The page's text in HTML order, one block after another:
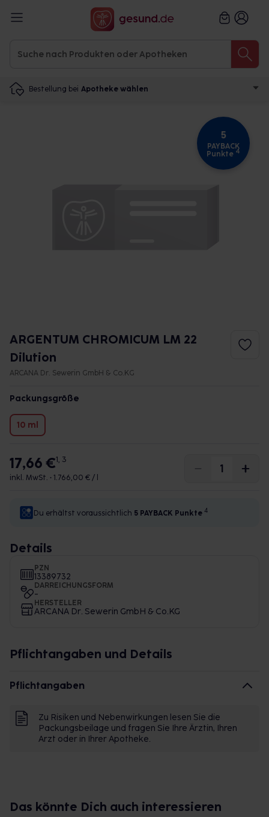
Bestellung bei Apotheke wählen
5
PAYBACK
Punkte 4
ARGENTUM CHROMICUM LM 22
Dilution
ARCANA Dr. Sewerin GmbH & Co.KG
Packungsgröße
10 ml
17,66 €1, 3
inkl. MwSt. • 1.766,00 € / l
Du erhältst voraussichtlich 5 PAYBACK Punkte 4
Details
PZN
13389732
DARREICHUNGSFORM
-
HERSTELLER
ARCANA Dr. Sewerin GmbH & Co.KG
Pflichtangaben und Details
Pflichtangaben
Zu Risiken und Nebenwirkungen lesen Sie die
Packungsbeilage und fragen Sie Ihre Ärztin, Ihren
Arzt oder in Ihrer Apotheke.
Das könnte Dich auch interessieren